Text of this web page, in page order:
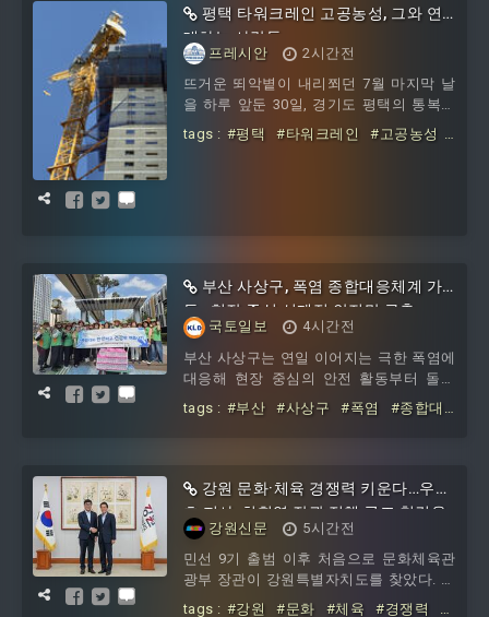
평택 타워크레인 고공농성, 그와 연
대하는 사람들
프레시안
2시간전
뜨거운 뙤악볕이 내리쬐던 7월 마지막 날
을 하루 앞둔 30일, 경기도 평택의 통복시
장 맞은편에 위치한 주상복합 아파트 공사
장 주변에는 승합차 여러 대와 한 무리의
tags : #평택 #타워크레인
#고공농성
부산 사상구, 폭염 종합대응체계 가
동…현장 중심 선제적 안전망 구축
국토일보
4시간전
부산 사상구는 연일 이어지는 극한 폭염에
대응해 현장 중심의 안전 활동부터 돌봄
취약계층 밀착 보호, 생활밀착형 폭염 대
피 시설 운영까지 다각적인 폭염 대응 체
단은 6일 사상 명품가로공원 일원에서 주
민들을 대상으로 생수 500병을 배부하며
폭염 대응 행동요령을 안내하는 온열질환
예방 캠페인을 펼쳤다.사상구는 노인, 장
애인, 사회적 고립가구가 많은 지역 특성
에 맞춰 등 돌봄 취약계층을 위한 폭염 신
속 대응체계를 구축
tags : #부산 #사상구 #폭염
#종합대
강원 문화·체육 경쟁력 키운다…우상
호 지사-최휘영 장관 정책 공조 첫걸음
강원신문
5시간전
민선 9기 출범 이후 처음으로 문화체육관
광부 장관이 강원특별자치도를 찾았다. 강
원의 문화·체육 경쟁력을 국가 성장동력으
tags : #강원 #문화 #체육 #경쟁력 #